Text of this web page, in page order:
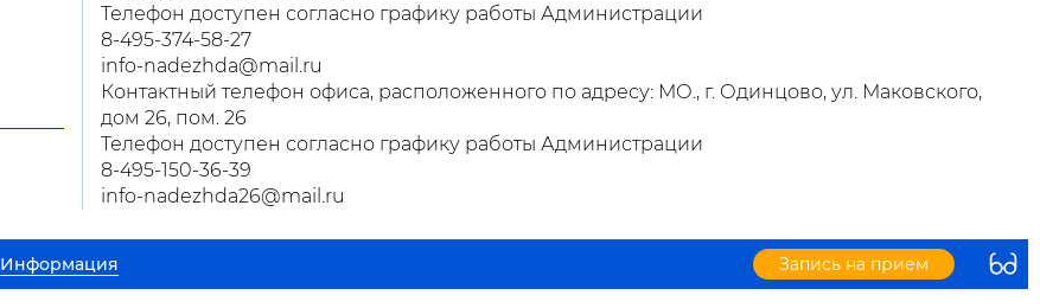
Телефон доступен согласно графику работы Администрации
8-495-374-58-27
info-nadezhda@mail.ru
Контактный телефон офиса, расположенного по адресу: МО., г. Одинцово, ул. Маковского,
дом 26, пом. 26
Телефон доступен согласно графику работы Администрации
8-495-150-36-39
info-nadezhda26@mail.ru
Информация Запись на прием